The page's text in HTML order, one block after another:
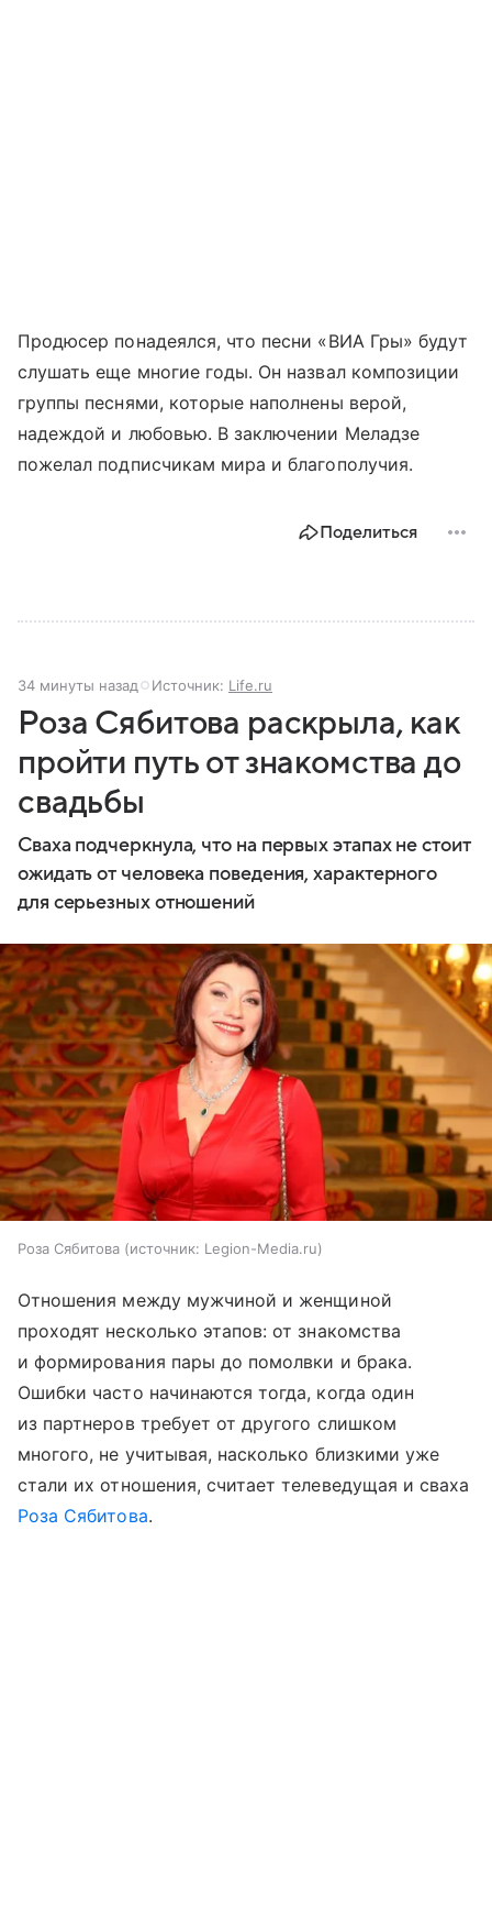
Продюсер понадеялся, что песни «ВИА Гры» будут
слушать еще многие годы. Он назвал композиции
группы песнями, которые наполнены верой,
надеждой и любовью. В заключении Меладзе
пожелал подписчикам мира и благополучия.
Поделиться
34 минуты назад Источник: Life.ru
Роза Сябитова раскрыла, как
пройти путь от знакомства до
свадьбы
Сваха подчеркнула, что на первых этапах не стоит
ожидать от человека поведения, характерного
для серьезных отношений
Роза Сябитова источник: Legion-Media.ru
Отношения между мужчиной и женщиной
проходят несколько этапов: от знакомства
и формирования пары до помолвки и брака.
Ошибки часто начинаются тогда, когда один
из партнеров требует от другого слишком
многого, не учитывая, насколько близкими уже
стали их отношения, считает телеведущая и сваха
Роза Сябитова.